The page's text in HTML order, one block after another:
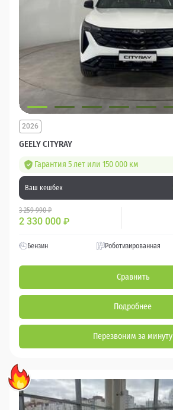
GEELY CITYRAY
2026
Гарантия 5 лет или 150 000 км
Ваш кешбек
3 259 990 ₽
2 330 000 ₽
Бензин Роботизированная
Сравнить
Подробнее
Перезвоним за минуту